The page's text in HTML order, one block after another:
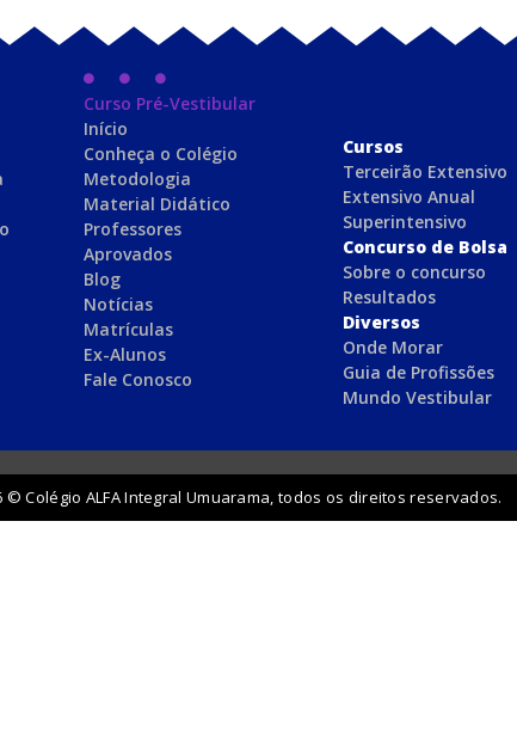
Curso Pré-Vestibular
Início
Conheça o Colégio
Metodologia
Material Didático
Professores
Aprovados
Blog
Notícias
Matrículas
Ex-Alunos
Fale Conosco
Cursos
Terceirão Extensivo
Extensivo Anual
Superintensivo
Concurso de Bolsa
Sobre o concurso
Resultados
Diversos
Onde Morar
Guia de Profissões
Mundo Vestibular
© Colégio ALFA Integral Umuarama, todos os direitos reservados.